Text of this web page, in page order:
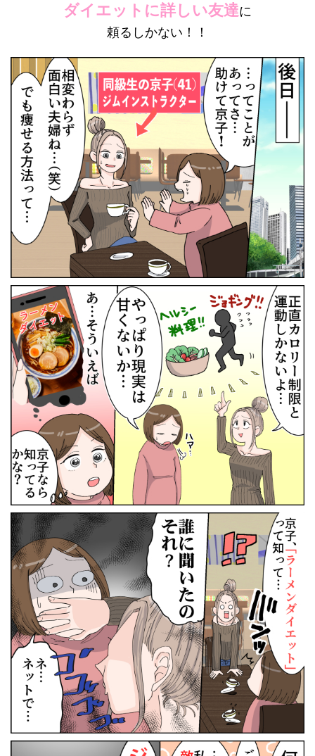
ダイエットに詳しい友達に
頼るしかない！！